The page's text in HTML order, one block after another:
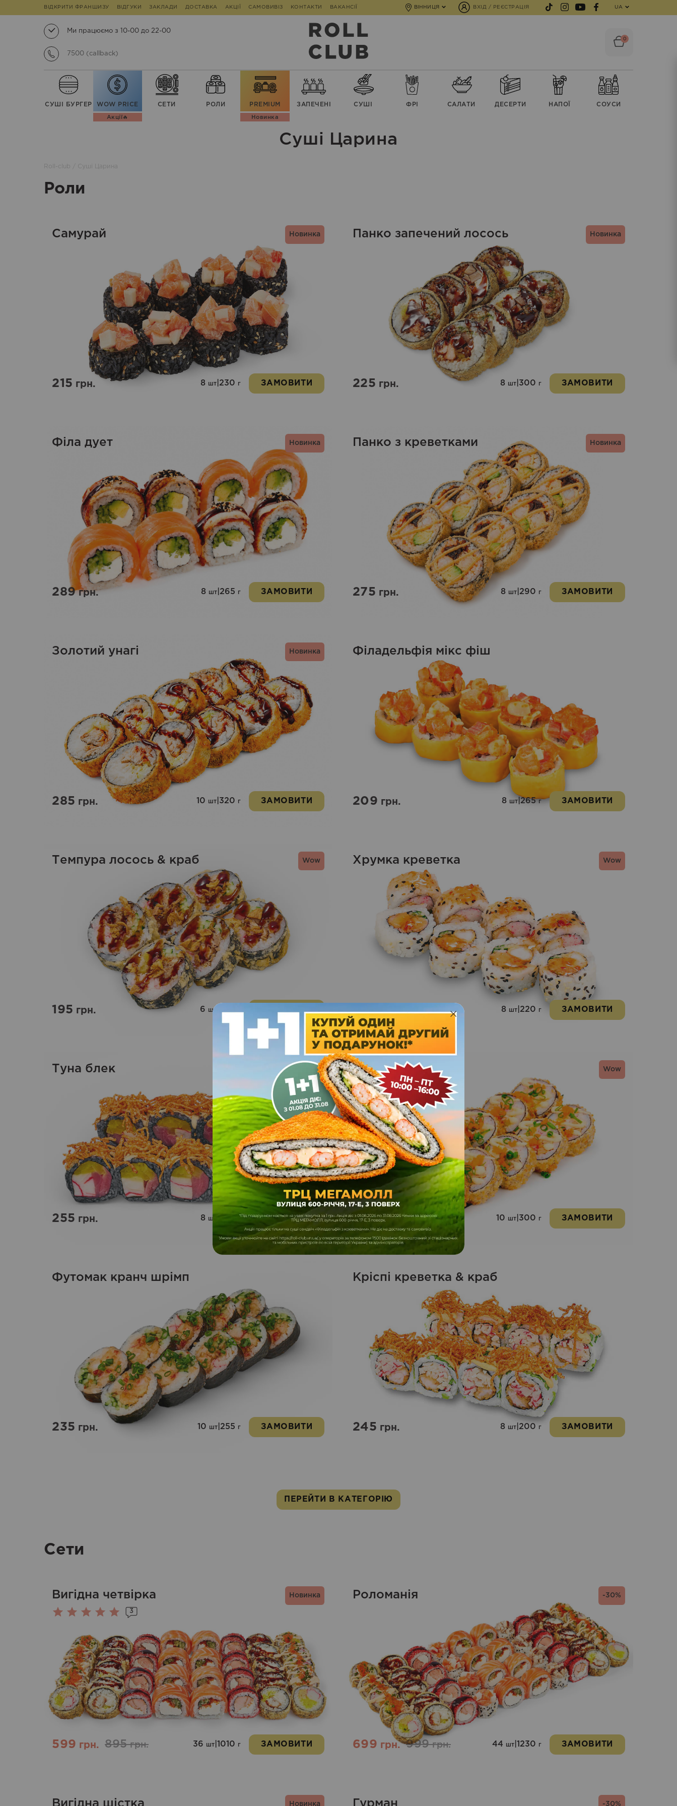
ВІДКРИТИ ФРАНШИЗУ ВІДГУКИ ЗАКЛАДИ ДОСТАВКА АКЦІЇ САМОВИВІЗ КОНТАКТИ ВАКАНСІЇ ВІННИЦЯ ВХІД / РЕЄСТРАЦІЯ UA
Ми працюємо з 10-00 до 22-00
7500 (callback)
0
СУШІ БУРГЕР WOW PRICE
Акції🔥
СЕТИ РОЛИ PREMIUM
Новинка
ЗАПЕЧЕНІ СУШІ ФРІ CАЛАТИ ДЕСЕРТИ НАПОЇ СОУСИ
Суші Царина
Roll-club Суші Царина
Роли
Новинка
Самурай
215грн. 8 шт |230 г ЗАМОВИТИ
Новинка
Панко запечений лосось
225грн. 8 шт 300 г ЗАМОВИТИ
Новинка
Філа дует
289грн. 8 шт |265 г ЗАМОВИТИ
Новинка
Панко з креветками
275грн. 8 шт 290 г ЗАМОВИТИ
Новинка
Золотий унагі
285грн. 10 шт 320 г ЗАМОВИТИ
Філадельфія мікс фіш
209грн. 8 шт |265г ЗАМОВИТИ
Wow
Темпура лосось & краб
195грн. 6 шт
Wow
Хрумка креветка
235грн. 8 шт 220 г ЗАМОВИТИ
Туна блек
255грн. 8 шт г ЗАМОВИТИ
Wow
Фрі краб
195грн. 10 шт 300 г ЗАМОВИТИ
Футомак кранч шрімп
235грн. 10 шт |255 г ЗАМОВИТИ
Кріспі креветка & краб
245грн. 8 шт 200 г ЗАМОВИТИ
ПЕРЕЙТИ В КАТЕГОРІЮ
Сети
Новинка
Вигідна четвірка
5.00
з 5
3
895грн.
599грн. 36 шт 1010 г ЗАМОВИТИ
-30%
Роломанія
999грн.
699грн. 44 шт 1230 г ЗАМОВИТИ
Новинка
Вигідна шістка -30%
Гурман